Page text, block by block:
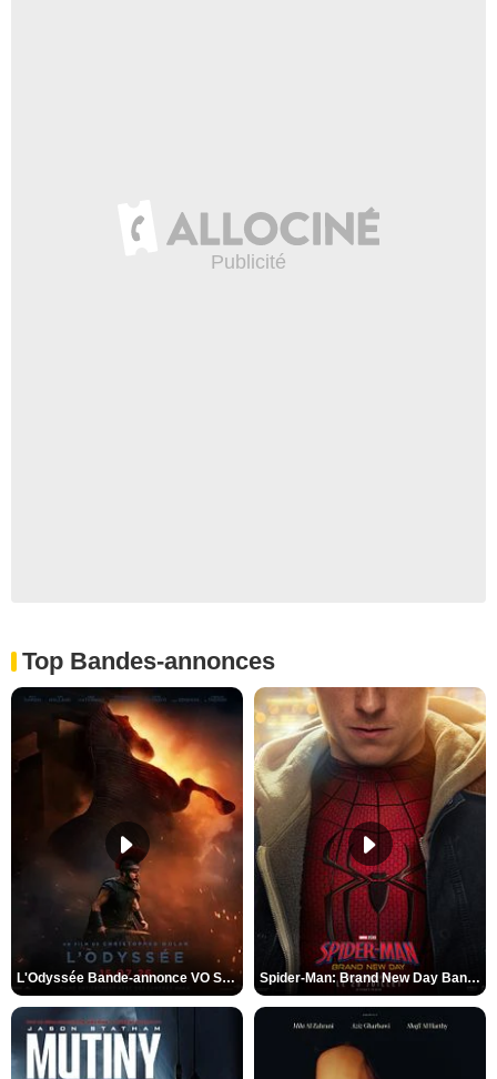
Top Bandes-annonces
L'Odyssée Bande-annonce VO STFR Spider-Man: Brand New Day Bande-annonce VO STFR